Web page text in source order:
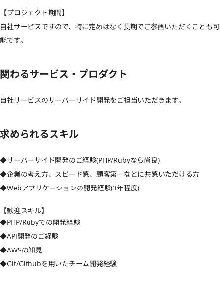
【プロジェクト期間】
自社サービスですので、特に定めはなく長期でご参画いただくことも可
能です。
関わるサービス・プロダクト
自社サービスのサーバーサイド開発をご担当いただきます。
求められるスキル
◆サーバーサイド開発のご経験(PHP/Rubyなら尚良)
◆企業の考え方、スピード感、顧客第一などに共感いただける方
◆Webアプリケーションの開発経験(3年程度)
【歓迎スキル】
◆PHP/Rubyでの開発経験
◆API開発のご経験
◆AWSの知見
◆Git/Githubを用いたチーム開発経験